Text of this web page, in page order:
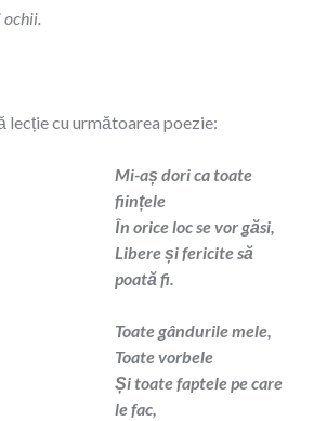
ochii.
lecție cu următoarea poezie:
Mi-aș dori ca toate
ființele
În orice loc se vor găsi,
Libere și fericite să
poată fi.
Toate gândurile mele,
Toate vorbele
Și toate faptele pe care
le fac,